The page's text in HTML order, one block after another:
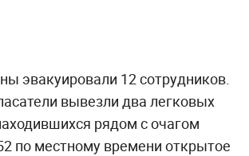
эвакуировали 12 сотрудников.
вывезли два легковых
рядом с очагом
по местному времени открытое